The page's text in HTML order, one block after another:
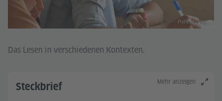
PxHere / rnc
Das Lesen in verschiedenen Kontexten.
Mehr anzeigen
Steckbrief